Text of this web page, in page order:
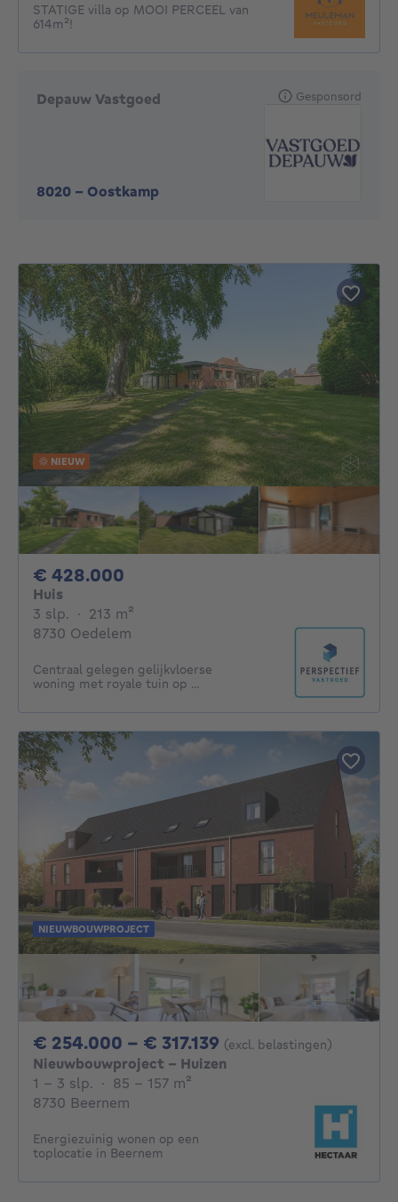
STATIGE villa op MOOI PERCEEL van
614m²!
Depauw Vastgoed
8020 - Oostkamp
Gesponsord
NIEUW
€ 428.000
Huis
3 slp. 3 slaapkamers
· 213 m²
8730 Oedelem
Centraal gelegen gelijkvloerse
woning met royale tuin op ...
NIEUWBOUWPROJECT
€ 254.000 - € 317.139 Van 254000€ Tot
(excl. belastingen)
Nieuwbouwproject - Huizen
1 - 3 Slaapkamers
1 - 3 slp. · 85 - 157 m²
8730 Beernem
Energiezuinig wonen op een
toplocatie in Beernem